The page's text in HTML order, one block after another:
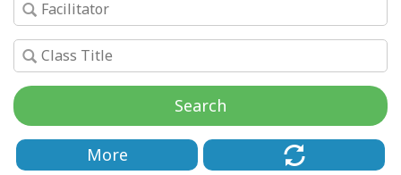
Regiões
Classes
Search
More